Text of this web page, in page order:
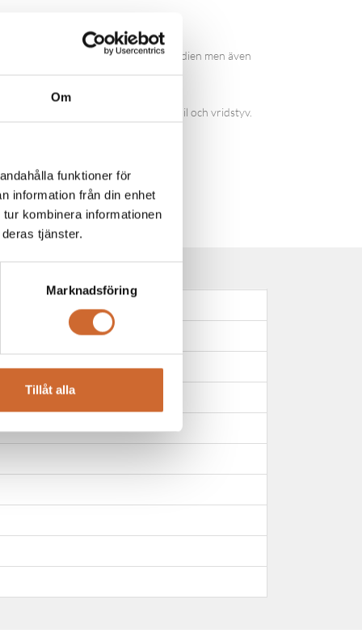
Om
funktioner för
information från din enhet
kombinera informationen
tjänster.
Marknadsföring
Tillåt alla
vilket förbättrar vändradien men även
som gör hela bilen stabil och vridstyv.